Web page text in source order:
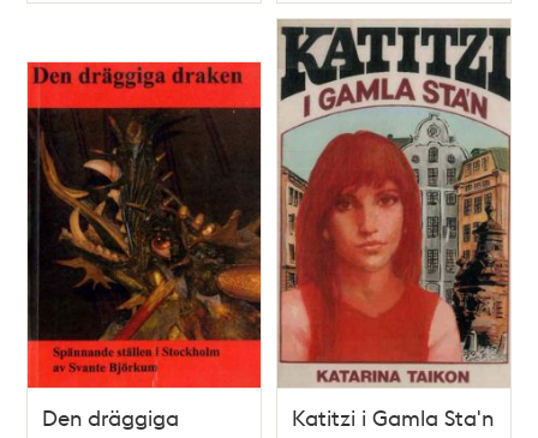
Den dräggiga
Katitzi i Gamla Sta'n